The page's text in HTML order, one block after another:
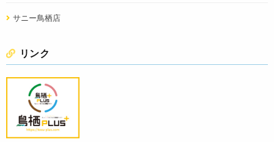
サニー鳥栖店
リンク